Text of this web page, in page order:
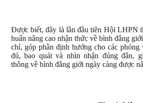
Được biết, đây là lần đầu tiên Hội LHPN
huấn nâng cao nhận thức về bình đẳng
chí, góp phần định hướng cho các
đủ, bao quát và nhìn nhận đúng đắn,
thông về bình đẳng giới ngày càng được